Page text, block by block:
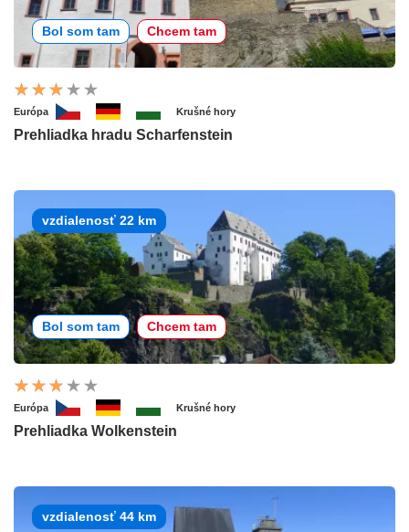
Bol som tam Chcem tam
Európa Krušné hory
Prehliadka hradu Scharfenstein
vzdialenosť 22 km
Bol som tam Chcem tam
Európa Krušné hory
Prehliadka Wolkenstein
vzdialenosť 44 km